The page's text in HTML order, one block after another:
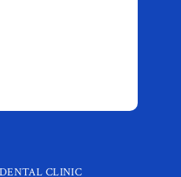
CLINIC